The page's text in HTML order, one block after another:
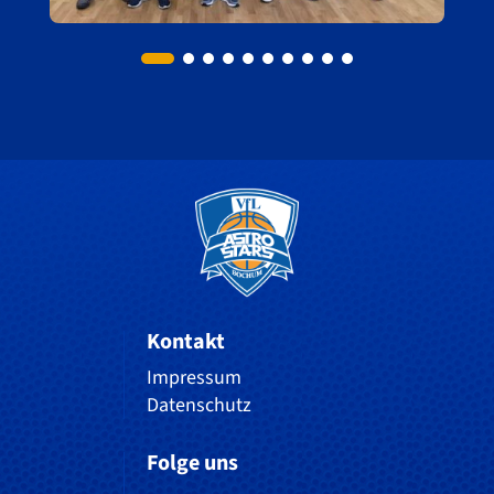
Kontakt
Impressum
Datenschutz
Folge uns